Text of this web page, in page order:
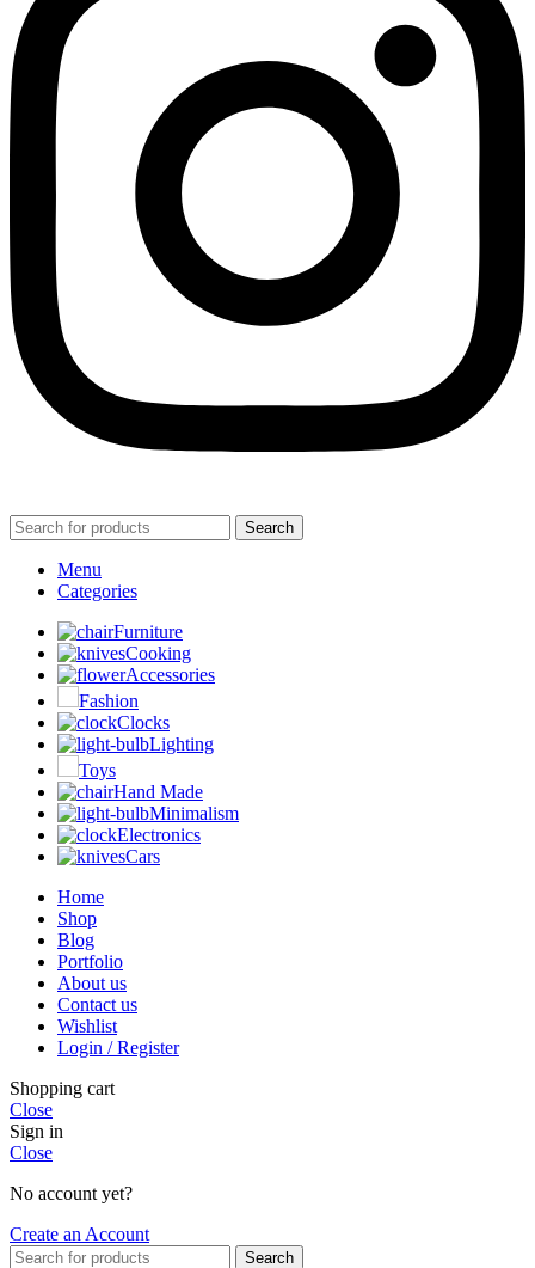
Search
Menu
Categories
Furniture
Cooking
Accessories
Fashion
Clocks
Lighting
Toys
Hand Made
Minimalism
Electronics
Cars
Home
Shop
Blog
Portfolio
About us
Contact us
Wishlist
Login / Register
Shopping cart
Close
Sign in
Close
No account yet?
Create an Account
Search